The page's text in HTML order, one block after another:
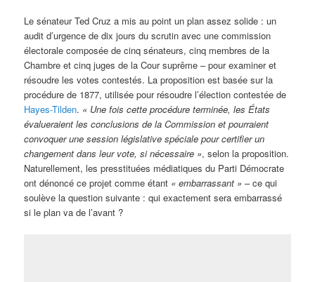
Le sénateur Ted Cruz a mis au point un plan assez solide : un
audit d’urgence de dix jours du scrutin avec une commission
électorale composée de cinq sénateurs, cinq membres de la
Chambre et cinq juges de la Cour suprême – pour examiner et
résoudre les votes contestés. La proposition est basée sur la
procédure de 1877, utilisée pour résoudre l’élection contestée de
Hayes-Tilden. « Une fois cette procédure terminée, les États
évalueraient les conclusions de la Commission et pourraient
convoquer une session législative spéciale pour certifier un
changement dans leur vote, si nécessaire », selon la proposition.
Naturellement, les presstituées médiatiques du Parti Démocrate
ont dénoncé ce projet comme étant « embarrassant » – ce qui
soulève la question suivante : qui exactement sera embarrassé
si le plan va de l’avant ?